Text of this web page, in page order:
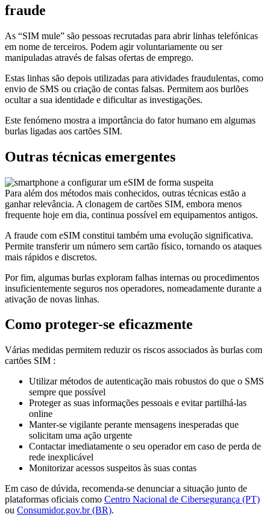
fraude
As “SIM mule” são pessoas recrutadas para abrir linhas telefónicas
em nome de terceiros. Podem agir voluntariamente ou ser
manipuladas através de falsas ofertas de emprego.
Estas linhas são depois utilizadas para atividades fraudulentas, como
envio de SMS ou criação de contas falsas. Permitem aos burlões
ocultar a sua identidade e dificultar as investigações.
Este fenómeno mostra a importância do fator humano em algumas
burlas ligadas aos cartões SIM.
Outras técnicas emergentes
Para além dos métodos mais conhecidos, outras técnicas estão a
ganhar relevância. A clonagem de cartões SIM, embora menos
frequente hoje em dia, continua possível em equipamentos antigos.
A fraude com eSIM constitui também uma evolução significativa.
Permite transferir um número sem cartão físico, tornando os ataques
mais rápidos e discretos.
Por fim, algumas burlas exploram falhas internas ou procedimentos
insuficientemente seguros nos operadores, nomeadamente durante a
ativação de novas linhas.
Como proteger-se eficazmente
Várias medidas permitem reduzir os riscos associados às burlas com
cartões SIM :
Utilizar métodos de autenticação mais robustos do que o SMS
sempre que possível
Proteger as suas informações pessoais e evitar partilhá-las
online
Manter-se vigilante perante mensagens inesperadas que
solicitam uma ação urgente
Contactar imediatamente o seu operador em caso de perda de
rede inexplicável
Monitorizar acessos suspeitos às suas contas
Em caso de dúvida, recomenda-se denunciar a situação junto de
plataformas oficiais como Centro Nacional de Cibersegurança (PT)
ou Consumidor.gov.br (BR).